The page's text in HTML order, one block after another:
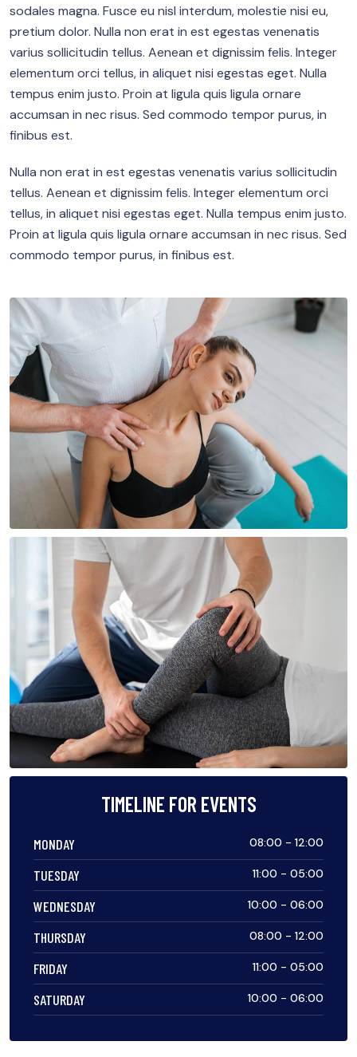
sodales magna. Fusce eu nisl interdum, molestie nisi eu,
pretium dolor. Nulla non erat in est egestas venenatis
varius sollicitudin tellus. Aenean et dignissim felis. Integer
elementum orci tellus, in aliquet nisi egestas eget. Nulla
tempus enim justo. Proin at ligula quis ligula ornare
accumsan in nec risus. Sed commodo tempor purus, in
finibus est.
Nulla non erat in est egestas venenatis varius sollicitudin
tellus. Aenean et dignissim felis. Integer elementum orci
tellus, in aliquet nisi egestas eget. Nulla tempus enim justo.
Proin at ligula quis ligula ornare accumsan in nec risus. Sed
commodo tempor purus, in finibus est.
TIMELINE FOR EVENTS
MONDAY 08:00 - 12:00
TUESDAY 11:00 - 05:00
WEDNESDAY 10:00 - 06:00
THURSDAY 08:00 - 12:00
FRIDAY 11:00 - 05:00
SATURDAY 10:00 - 06:00